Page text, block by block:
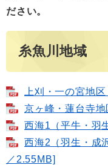
ださい。
糸魚川地域
上刈・一の宮地
京ヶ峰・蓮台寺
西海1（平牛・羽
西海2（羽生・成
／2.55MB]